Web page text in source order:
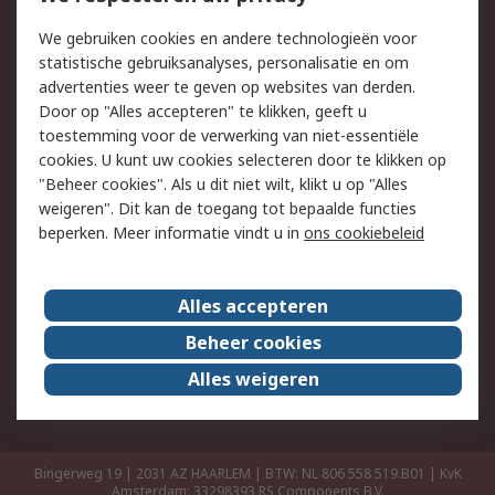
Track & Trace
Wettelijk
Cookiebeleid
Email veiligheid
Privacybeleid
Websitevoorwaarden
Algemene
verkoopvoorwaarden
Over RS
RS Group
Over ons
RS wereldwijd
Werken bij RS
ESG
Bingerweg 19 | 2031 AZ HAARLEM | BTW: NL 806 558 519.B01 | KvK
We gebruiken cookies en andere technologieën voor
statistische gebruiksanalyses, personalisatie en om
advertenties weer te geven op websites van derden.
Door op "Alles accepteren" te klikken, geeft u
toestemming voor de verwerking van niet-essentiële
cookies. U kunt uw cookies selecteren door te klikken op
"Beheer cookies". Als u dit niet wilt, klikt u op "Alles
weigeren". Dit kan de toegang tot bepaalde functies
beperken. Meer informatie vindt u in ons cookiebeleid
Alles accepteren
Beheer cookies
Alles weigeren